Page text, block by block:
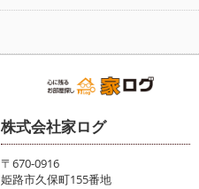
株式会社家ログ
〒670-0916
姫路市久保町155番地